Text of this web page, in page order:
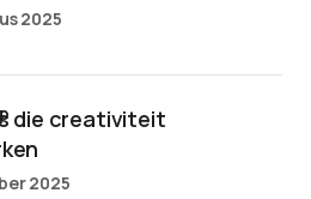
2025
die creativiteit
2025